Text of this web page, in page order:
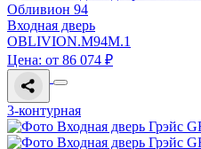
Обливион 94
Входная дверь
OBLIVION.M94M.1
Цена: от 86 074 ₽
3-контурная